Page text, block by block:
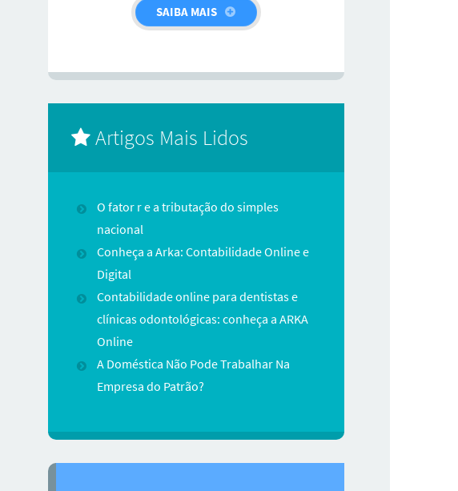
SAIBA MAIS
Artigos Mais Lidos
O fator r e a tributação do simples
nacional
Conheça a Arka: Contabilidade Online e
Digital
Contabilidade online para dentistas e
clínicas odontológicas: conheça a ARKA
Online
A Doméstica Não Pode Trabalhar Na
Empresa do Patrão?